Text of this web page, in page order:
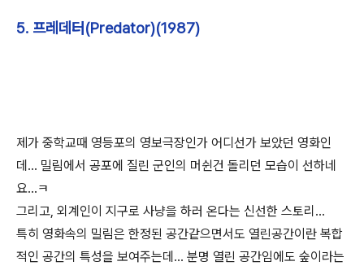
5. 프레데터(Predator)(1987)
제가 중학교때 영등포의 영보극장인가 어디선가 보았던 영화인
데... 밀림에서 공포에 질린 군인의 머쉰건 돌리던 모습이 선하네
요...ㅋ
그리고, 외계인이 지구로 사냥을 하러 온다는 신선한 스토리...
특히 영화속의 밀림은 한정된 공간같으면서도 열린공간이란 복합
적인 공간의 특성을 보여주는데... 분명 열린 공간임에도 숲이라는